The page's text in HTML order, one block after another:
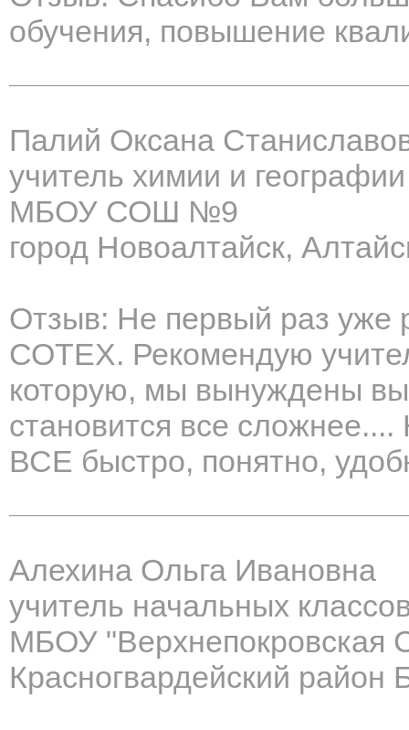
обучения, повышение
Палий Оксана
учитель химии и географии
МБОУ СОШ №9
город Новоалтайск,
Отзыв: Не первый раз уже
СОТЕХ. Рекомендую
которую, мы вынуждены
становится все
ВСЕ быстро, понятно,
Алехина Ольга Ивановна
учитель начальных
МБОУ
Красногвардейский район